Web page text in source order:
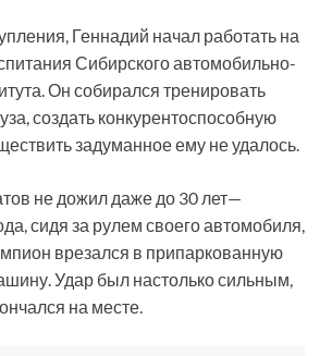
Геннадий начал работать на
Сибирского автомобильно-
Он собирался тренировать
создать конкурентоспособную
задуманное ему не удалось.
не дожил даже до 30 лет—
сидя за рулем своего автомобиля,
врезался в припаркованную
Удар был настолько сильным,
на месте.